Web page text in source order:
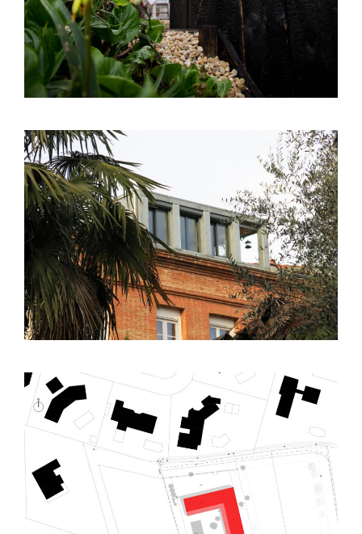
Toulouse (31) – Surélévation S00
Canohes (66) – Villa contemporaine